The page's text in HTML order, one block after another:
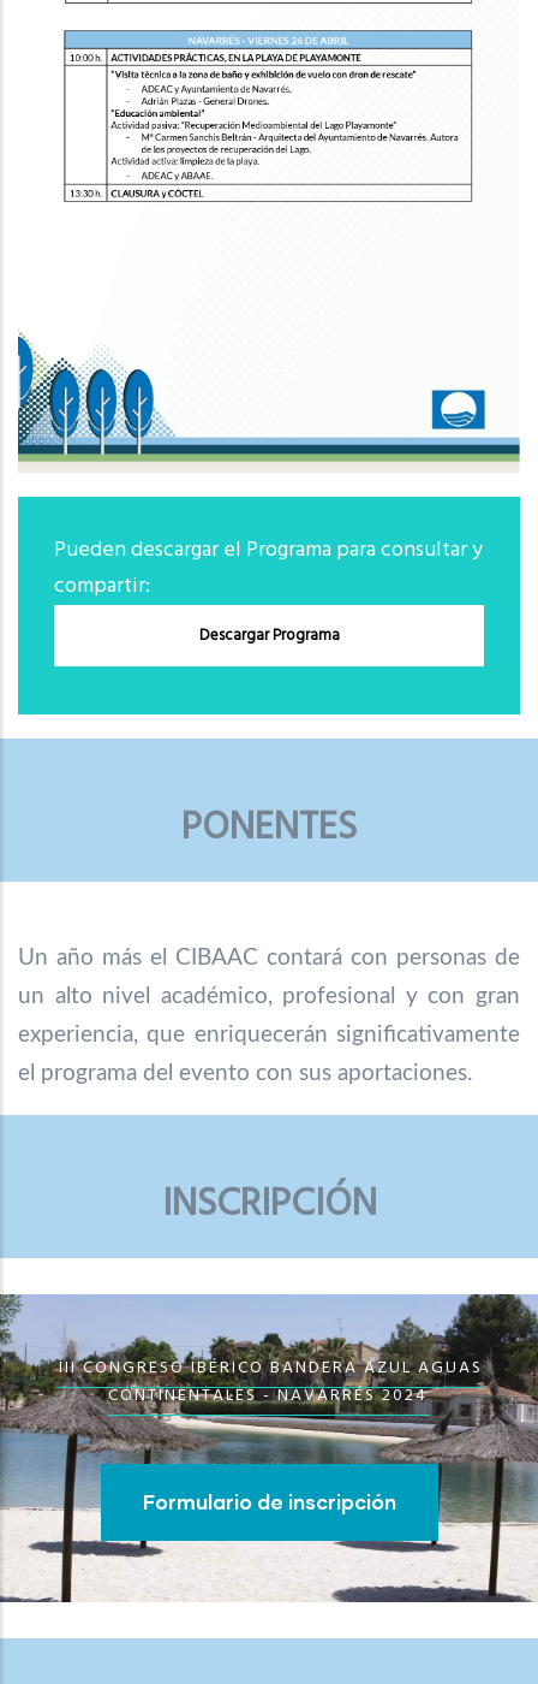
Pueden descargar el Programa para consultar y
compartir:
Descargar Programa
PONENTES
Un año más el CIBAAC contará con personas de
un alto nivel académico, profesional y con gran
experiencia, que enriquecerán significativamente
el programa del evento con sus aportaciones.
INSCRIPCIÓN
III CONGRESO IBÉRICO BANDERA AZUL AGUAS
CONTINENTALES - NAVARRÉS 2024
Formulario de inscripción